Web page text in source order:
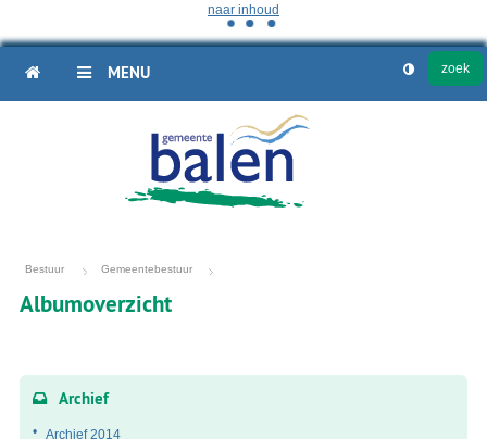
naar inhoud
HOME MENU
Bestuur Gemeentebestuur
Albumoverzicht
Archief
Archief 2014